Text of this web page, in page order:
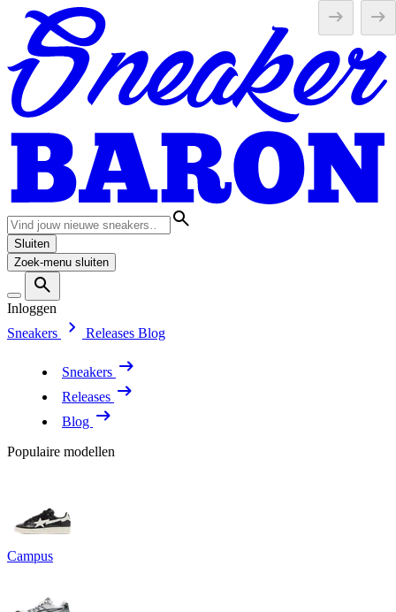
Sluiten
Zoek-menu sluiten
Inloggen
Sneakers
Releases Blog
Sneakers
Releases
Blog
Populaire modellen
Campus